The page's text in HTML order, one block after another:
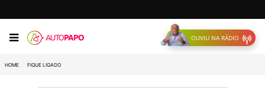
OUVIU NA RÁDIO
HOME FIQUE LIGADO